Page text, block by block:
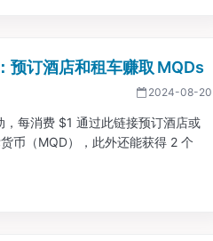
订酒店和租车赚取 MQDs
2024-08-20
每消费 $1 通过此链接预订酒店或
币（MQD），此外还能获得 2 个